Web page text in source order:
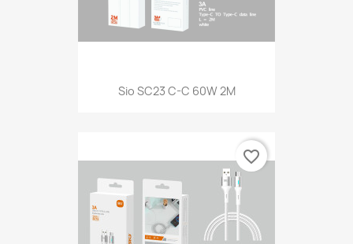
Sio SC23 C-C 60W 2M
favorite_border